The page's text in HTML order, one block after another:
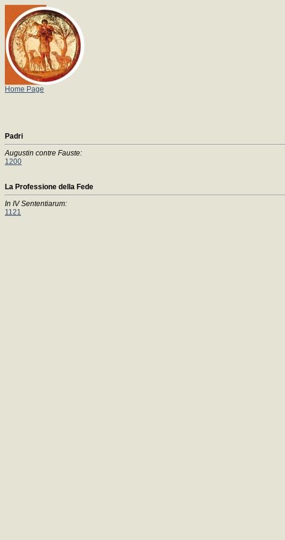
Home Page
Padri
Augustin contre Fauste:
1200
La Professione della Fede
In IV Sententiarum:
1121